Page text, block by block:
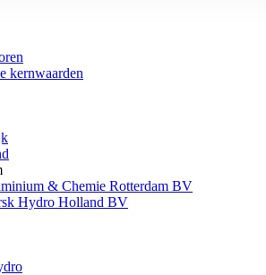
kernwaarden
& Chemie Rotterdam BV
Hydro Holland BV